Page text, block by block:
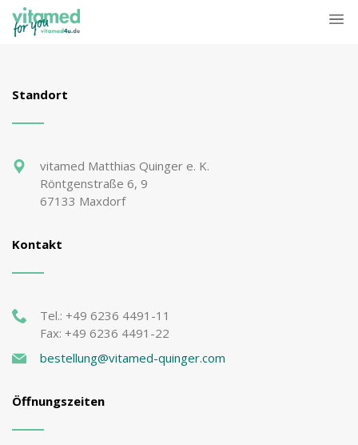
Standort
vitamed Matthias Quinger e. K.
Röntgenstraße 6, 9
67133 Maxdorf
Kontakt
Tel.: +49 6236 4491-11
Fax: +49 6236 4491-22
bestellung@vitamed-quinger.com
Öffnungszeiten